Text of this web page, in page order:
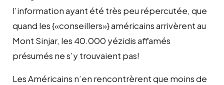
l’information ayant été très peu répercutée, que
quand les {«conseillers»} américains arrivèrent au
Mont Sinjar, les 40.000 yézidis affamés
présumés ne s’y trouvaient pas!
Les Américains n’en rencontrèrent que moins de